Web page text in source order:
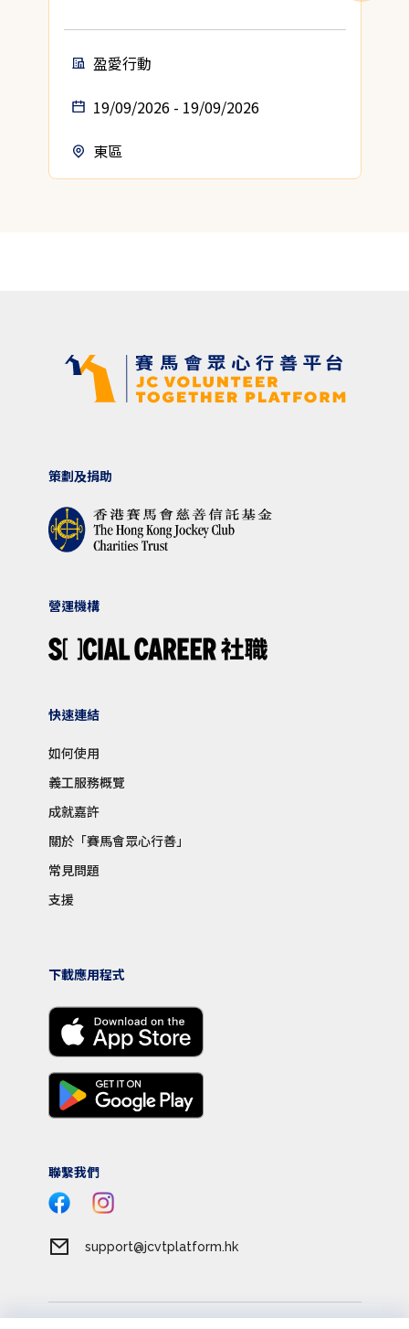
盈愛行動
19/09/2026 - 19/09/2026
東區
策劃及捐助
營運機構
快速連結
如何使用
義工服務概覽
成就嘉許
關於「賽馬會眾心行善」
常見問題
支援
下載應用程式
聯繫我們
support@jcvtplatform.hk